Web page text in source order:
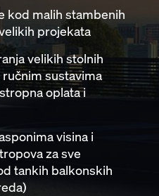
kod malih stambenih
projekata
velikih stolnih
sustavima
oplata i
visina i
za sve
tankih balkonskih